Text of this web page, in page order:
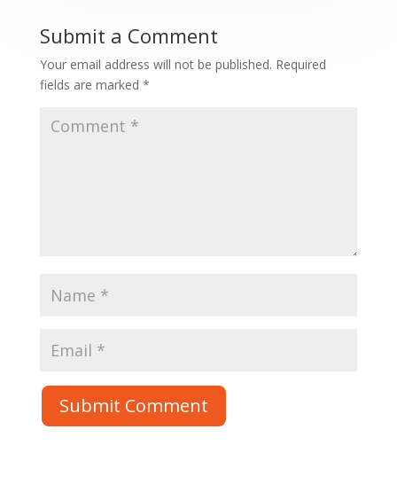
Submit a Comment
Your email address will not be published. Required
fields are marked *
Submit Comment